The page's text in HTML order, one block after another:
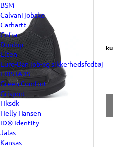
BSM
Calvani jobsko
Carhartt
Cofra
Dunlop
Elten
Euro-Dan job-og sikkerhedsfodtøj
FRISTADS
Green Comfort
Grisport
Hksdk
Helly Hansen
ID® Identity
Jalas
Kansas